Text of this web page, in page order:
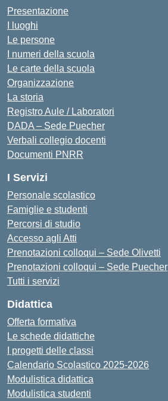
Presentazione
I luoghi
Le persone
I numeri della scuola
Le carte della scuola
Organizzazione
La storia
Registro Aule / Laboratori
DADA – Sede Puecher
Verbali collegio docenti
Documenti PNRR
I Servizi
Personale scolastico
Famiglie e studenti
Percorsi di studio
Accesso agli Atti
Prenotazioni colloqui – Sede Olivetti
Prenotazioni colloqui – Sede Puecher
Tutti i servizi
Didattica
Offerta formativa
Le schede didattiche
I progetti delle classi
Calendario Scolastico 2025-2026
Modulistica didattica
Modulistica studenti